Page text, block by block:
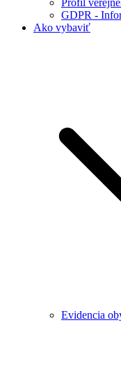
Profil
GDPR -
Ako vybaviť
Evidencia